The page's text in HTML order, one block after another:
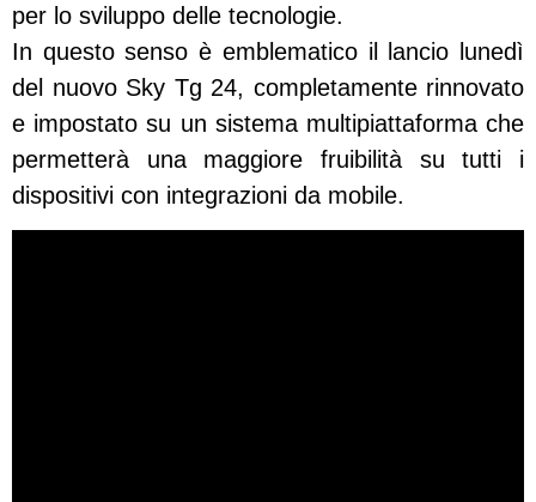
per lo sviluppo delle tecnologie.
In questo senso è emblematico il lancio lunedì
del nuovo Sky Tg 24, completamente rinnovato
e impostato su un sistema multipiattaforma che
permetterà una maggiore fruibilità su tutti i
dispositivi con integrazioni da mobile.